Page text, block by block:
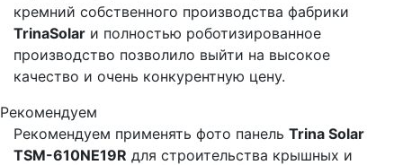
кремний собственного производства фабрики
TrinaSolar и полностью роботизированное
производство позволило выйти на высокое
качество и очень конкурентную цену.
Рекомендуем
Рекомендуем применять фото панель Trina Solar
TSM-610NE19R для строительства крышных и